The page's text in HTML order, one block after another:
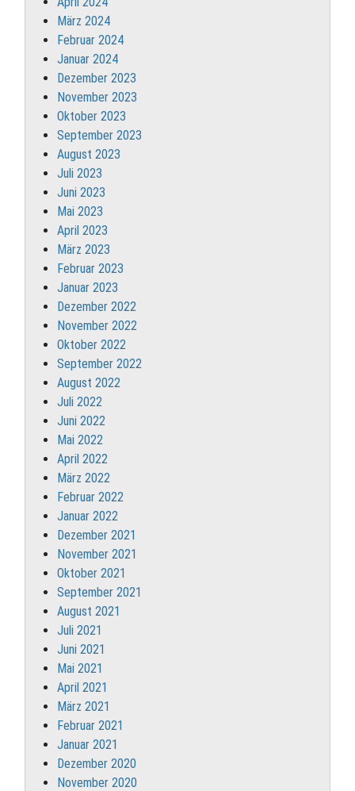
März 2024
Februar 2024
Januar 2024
Dezember 2023
November 2023
Oktober 2023
September 2023
August 2023
Juli 2023
Juni 2023
Mai 2023
April 2023
März 2023
Februar 2023
Januar 2023
Dezember 2022
November 2022
Oktober 2022
September 2022
August 2022
Juli 2022
Juni 2022
Mai 2022
April 2022
März 2022
Februar 2022
Januar 2022
Dezember 2021
November 2021
Oktober 2021
September 2021
August 2021
Juli 2021
Juni 2021
Mai 2021
April 2021
März 2021
Februar 2021
Januar 2021
Dezember 2020
November 2020